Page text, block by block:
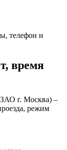
время
г. Москва) –
режим